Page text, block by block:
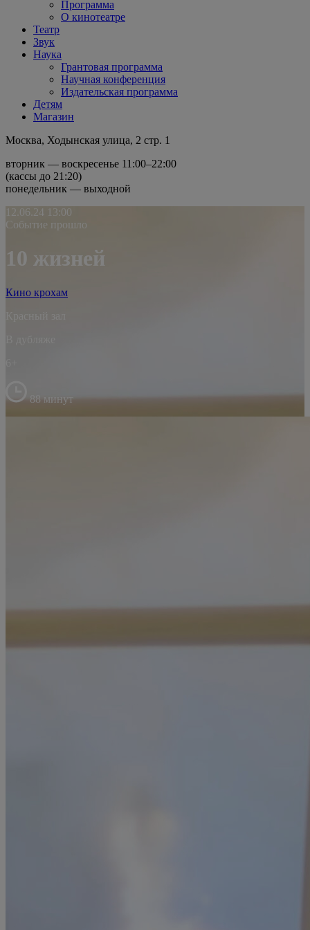
Программа
О кинотеатре
Театр
Звук
Наука
Грантовая программа
Научная конференция
Издательская программа
Детям
Магазин
Москва, Ходынская улица, 2 стр. 1
вторник — воскресенье 11:00–22:00
(кассы до 21:20)
понедельник — выходной
12.06.24 13:00
Событие прошло
10 жизней
Кино крохам
88 минут